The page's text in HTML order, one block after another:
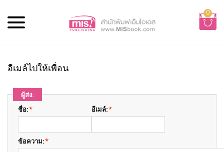
0
อีเมล์ไปให้เพื่อน
ผู้ส่ง:
*
ชื่อ: *
อีเมล์:
*
ข้อความ: